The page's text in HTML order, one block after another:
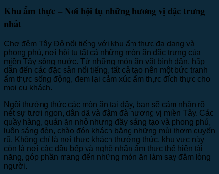
Khu ẩm thực – Nơi hội tụ những hương vị đặc trưng
nhất
Chợ đêm Tây Đô nổi tiếng với khu ẩm thực đa dạng và
phong phú, nơi hội tụ tất cả những món ăn đặc trưng của
miền Tây sông nước. Từ những món ăn vặt bình dân, hấp
dẫn đến các đặc sản nổi tiếng, tất cả tạo nên một bức tranh
ẩm thực sống động, đem lại cảm xúc ẩm thực đích thực cho
mọi du khách.
Ngồi thưởng thức các món ăn tại đây, bạn sẽ cảm nhận rõ
nét sự tươi ngon, dân dã và đậm đà hương vị miền Tây. Các
quầy hàng, quán ăn nhỏ nhưng đầy sáng tạo và phong phú,
luôn sáng đèn, chào đón khách bằng những mùi thơm quyến
rũ. Không chỉ là nơi thực khách thưởng thức, khu vực này
còn là nơi các đầu bếp và nghệ nhân ẩm thực thể hiện tài
năng, góp phần mang đến những món ăn làm say đắm lòng
người.